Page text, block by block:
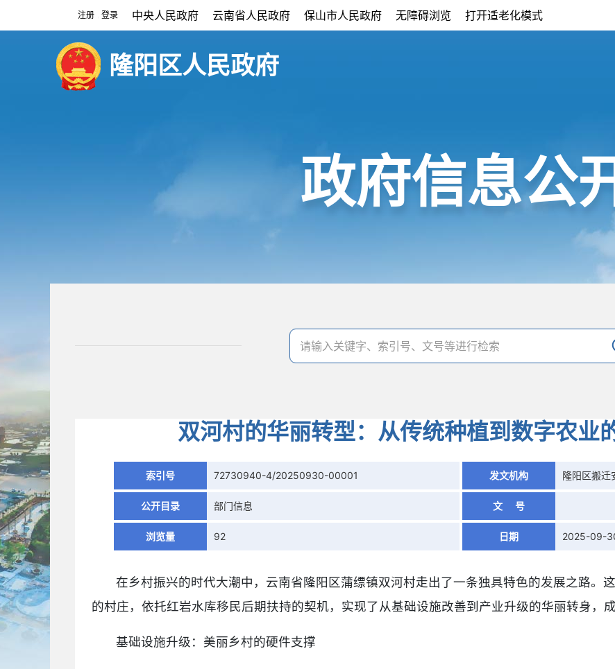
注册 登录 中央人民政府 云南省人民政府 保山市人民政府 无障碍浏览 打开适老化模式
隆阳区人民政府
政府信息公
双河村的华丽转型：从传统种植到数字农业
索引号 72730940-4/20250930-00001 发文机构 隆阳区搬迁
公开目录 部门信息 文 号
浏览量 92 日期 2025-09-
在乡村振兴的时代大潮中，云南省隆阳区蒲缥镇双河村走出了一条独具特色的发展之路。
的村庄，依托红岩水库移民后期扶持的契机，实现了从基础设施改善到产业升级的华丽转身，成
基础设施升级：美丽乡村的硬件支撑